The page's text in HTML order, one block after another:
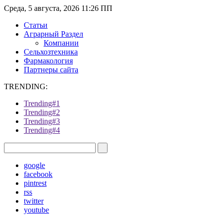
Среда, 5 августа, 2026 11:26 ПП
Статьи
Аграрный Раздел
Компании
Сельхозтехника
Фармакология
Партнеры сайта
TRENDING:
Trending#1
Trending#2
Trending#3
Trending#4
google
facebook
pintrest
rss
twitter
youtube